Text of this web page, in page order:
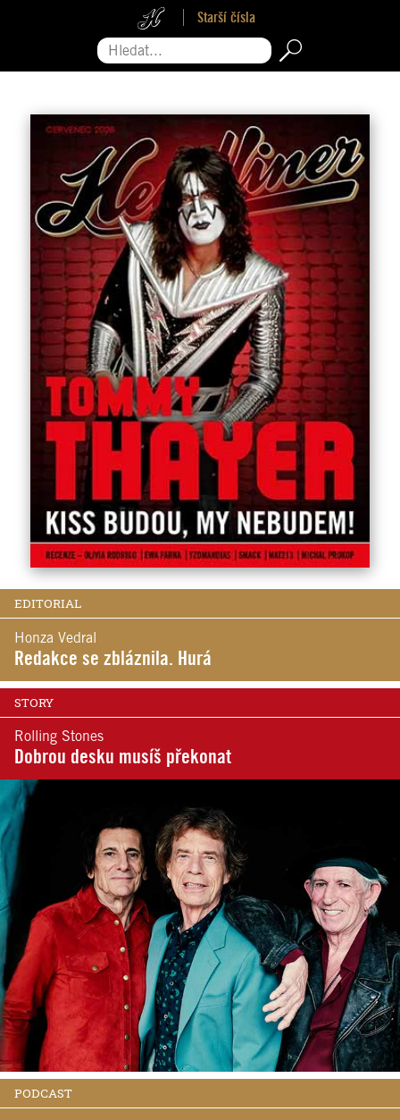
Starší čísla
Hledat...
EDITORIAL
Honza Vedral
Redakce se zbláznila. Hurá
STORY
Rolling Stones
Dobrou desku musíš překonat
PODCAST